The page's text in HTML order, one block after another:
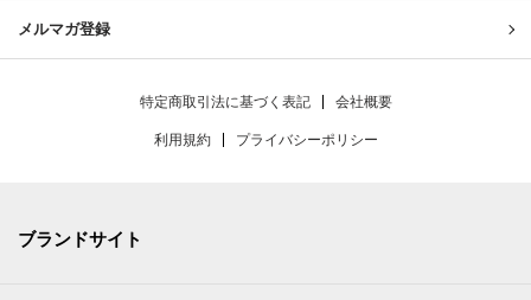
メルマガ登録
特定商取引法に基づく表記 会社概要
利用規約 プライバシーポリシー
ブランドサイト